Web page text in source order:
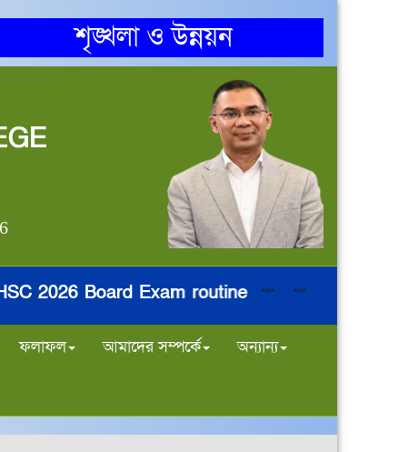
শৃঙ্খলা ও উন্নয়ন
2026 Board Exam routine*** *** নির্বাচনি
ফলাফল আমাদের সম্পর্কে অন্যান্য